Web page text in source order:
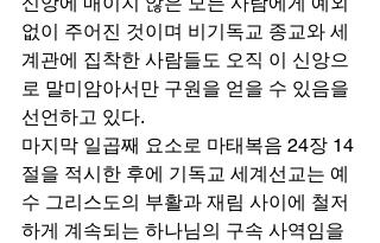
없이 주어진 것이며 비기독교 종교와 세
계관에 집착한 사람들도 오직 이 신앙으
로 말미암아서만 구원을 얻을 수 있음을
선언하고 있다.
마지막 일곱째 요소로 마태복음 24장 14
절을 적시한 후에 기독교 세계선교는 예
수 그리스도의 부활과 재림 사이에 철저
하게 계속되는 하나님의 구속 사역임을